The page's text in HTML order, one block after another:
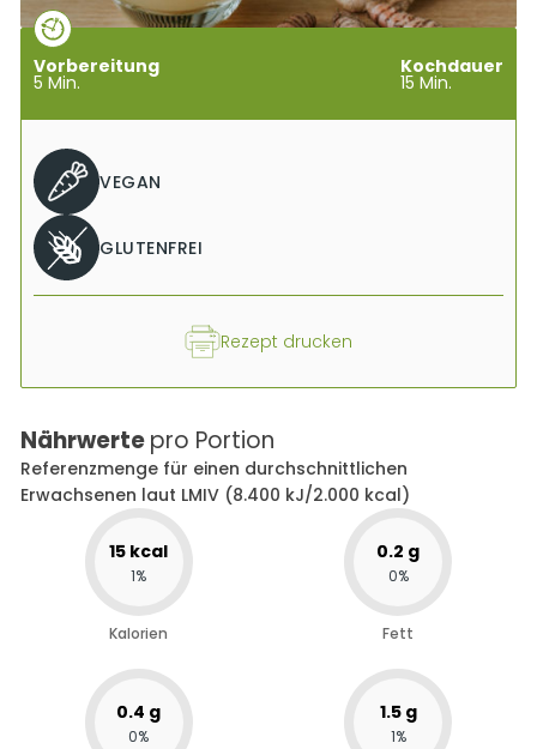
Vorbereitung
5 Min.
Kochdauer
15 Min.
VEGAN
GLUTENFREI
Rezept drucken
Nährwertepro Portion
Referenzmenge für einen durchschnittlichen
Erwachsenen laut LMIV (8.400 kJ/2.000 kcal)
15 kcal
1%
Kalorien
0.2 g
0%
Fett
0.4 g
0%
1.5g
1%